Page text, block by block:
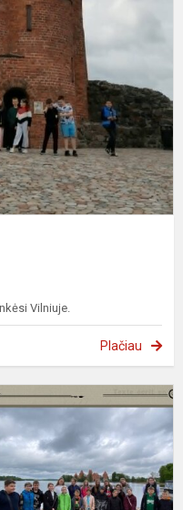
Vilniuje.
Plačiau